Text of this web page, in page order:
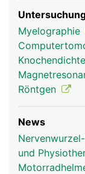
Myelographie
Röntgen
News
und